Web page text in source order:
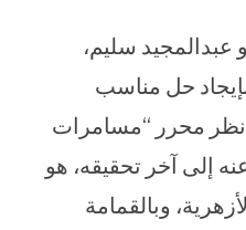
عبدالمجيد سليم،
حل مناسب
نظر محرر “مسامرات
إلى آخر تحقيقه، هو
وبالقمامة